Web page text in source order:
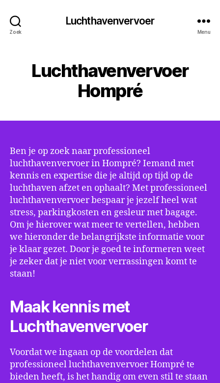
Zoek
Luchthavenvervoer
Menu
Luchthavenvervoer
Hompré
Ben je op zoek naar professioneel
luchthavenvervoer in Hompré? Iemand met
kennis en expertise die je altijd op tijd op de
luchthaven afzet en ophaalt? Met professioneel
luchthavenvervoer bespaar je jezelf heel wat
stress, parkingkosten en gesleur met bagage.
Om je hierover wat meer te vertellen, hebben
we hieronder de belangrijkste informatie voor
je klaar gezet. Door je goed te informeren weet
je zeker dat je niet voor verrassingen komt te
staan!
Maak kennis met
Luchthavenvervoer
Voordat we ingaan op de voordelen dat
professioneel luchthavenvervoer Hompré te
bieden heeft, is het handig om even stil te staan